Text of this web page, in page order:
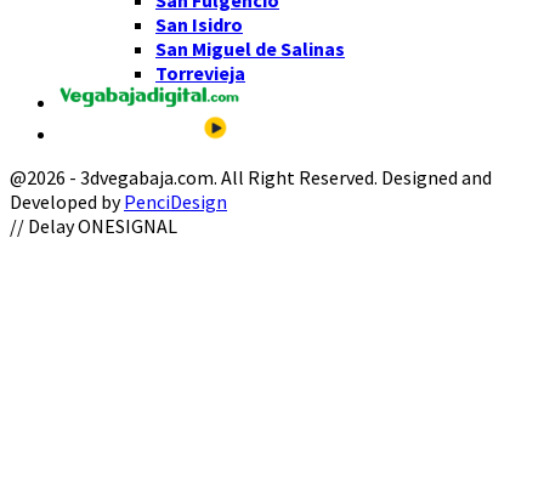
San Isidro
San Miguel de Salinas
Torrevieja
@2026 - 3dvegabaja.com. All Right Reserved. Designed and
Developed byPenciDesign
Facebook
Twitter
Instagram
Youtube
Email
// Delay ONESIGNAL